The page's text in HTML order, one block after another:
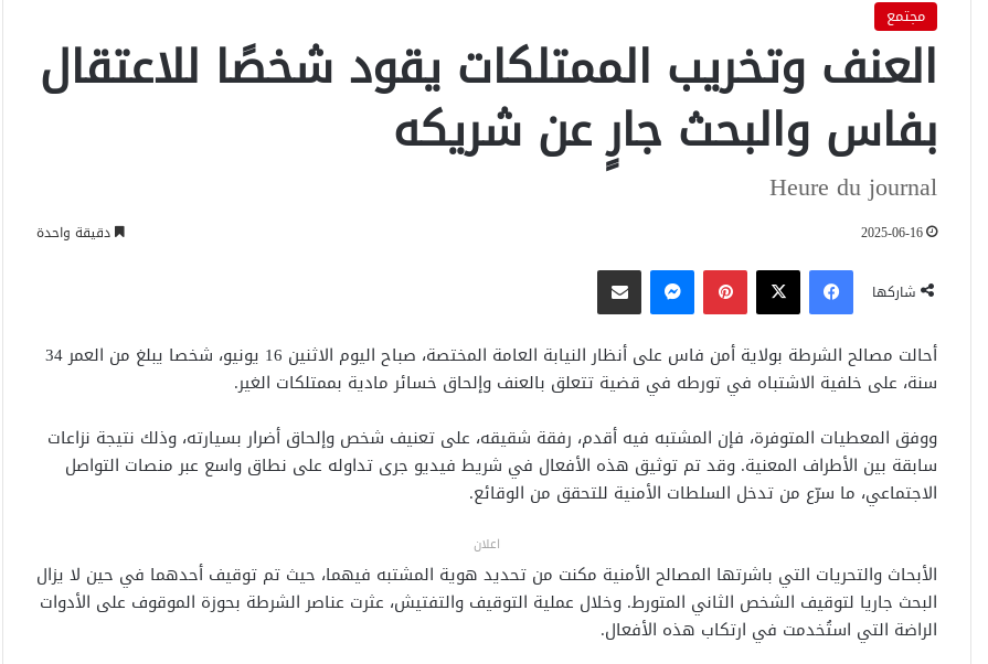
مجتمع
العنف وتخريب الممتلكات يقود شخصًا للاعتقال
بفاس والبحث جارٍ عن شريكه
Heure du journal
2025-06-16 دقيقة واحدة
شاركها
فيسبوك ‫X بينتيريست
أحالت مصالح الشرطة بولاية أمن فاس على أنظار النيابة العامة المختصة، صباح اليوم الاثنين 16 يونيو، شخصا يبلغ من العمر 34
سنة، على خلفية الاشتباه في تورطه في قضية تتعلق بالعنف وإلحاق خسائر مادية بممتلكات الغير.
ووفق المعطيات المتوفرة، فإن المشتبه فيه أقدم، رفقة شقيقه، على تعنيف شخص وإلحاق أضرار بسيارته، وذلك نتيجة نزاعات
سابقة بين الأطراف المعنية. وقد تم توثيق هذه الأفعال في شريط فيديو جرى تداوله على نطاق واسع عبر منصات التواصل
الاجتماعي، ما سرّع من تدخل السلطات الأمنية للتحقق من الوقائع.
اعلان
الأبحاث والتحريات التي باشرتها المصالح الأمنية مكنت من تحديد هوية المشتبه فيهما، حيث تم توقيف أحدهما في حين لا يزال
البحث جاريا لتوقيف الشخص الثاني المتورط. وخلال عملية التوقيف والتفتيش، عثرت عناصر الشرطة بحوزة الموقوف على الأدوات
الراضة التي استُخدمت في ارتكاب هذه الأفعال.